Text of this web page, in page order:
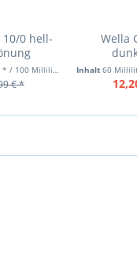
10/0 hell-
/ 100 Milliliter)
€ *
Wella
Inhalt60